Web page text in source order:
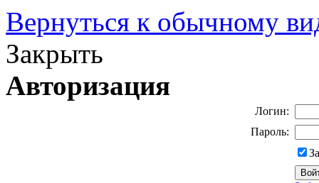
Вернуться к обычному
Закрыть
Авторизация
Логин:
Пароль: